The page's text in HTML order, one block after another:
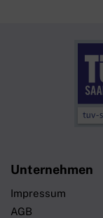
Unternehmen
Impressum
AGB